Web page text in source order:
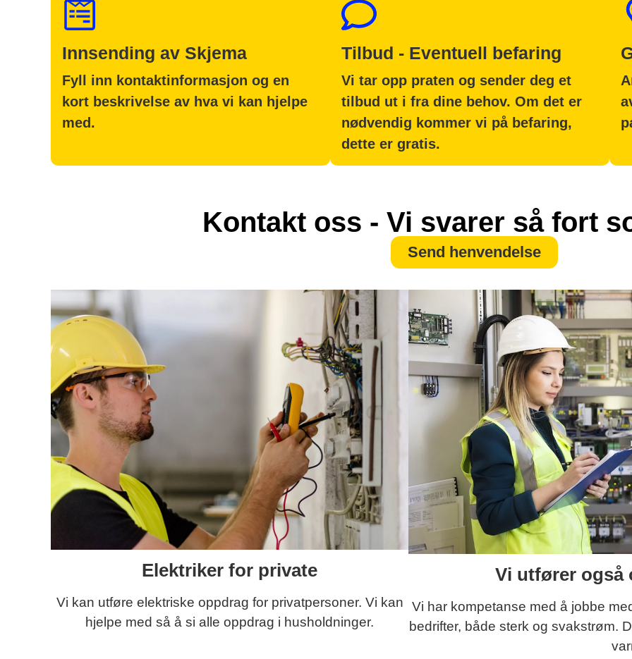
Innsending av Skjema
Fyll inn kontaktinformasjon og en
kort beskrivelse av hva vi kan hjelpe
med.
Tilbud - Eventuell befaring
Vi tar opp praten og sender deg et
tilbud ut i fra dine behov. Om det er
nødvendig kommer vi på befaring,
dette er gratis.
Kontakt oss - Vi svarer så fort
Send henvendelse
Vi utfører også
Vi har kompetanse med å jobbe
bedrifter, både sterk og svakstrøm.
Elektriker for private
Vi kan utføre elektriske oppdrag for privatpersoner. Vi kan
hjelpe med så å si alle oppdrag i husholdninger.